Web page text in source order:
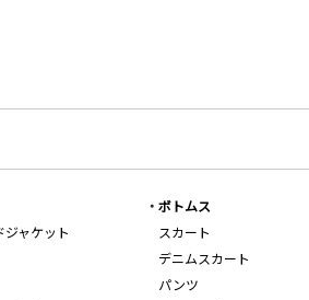
ジャケット
ボトムス
スカート
デニムスカート
パンツ